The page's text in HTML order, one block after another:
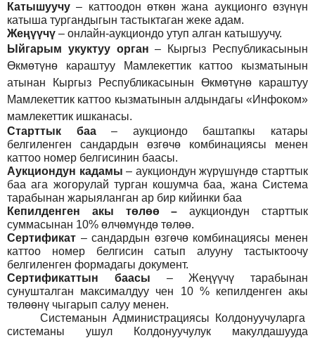
Катышуучу – каттоодон өткөн жана аукционго өзүнүн
катыша тургандыгын тастыктаган жеке адам.
Жеңүүчү – онлайн-аукциондо утуп алган катышуучу.
Ыйгарым укуктуу орган –
Кыргыз Республикасынын
Өкмөтүнө караштуу Мамлекеттик каттоо кызматынын
атынан Кыргыз Республикасынын Өкмөтүнө караштуу
Мамлекеттик каттоо кызматынын алдындагы «Инфоком»
мамлекеттик ишканасы.
Старттык баа– аукциондо баштапкы катары
белгиленген сандардын өзгөчө комбинациясы менен
каттоо номер белгисинин баасы.
Аукциондун кадамы – аукциондун жүрүшүндө старттык
баа ага жогорулай турган кошумча баа, жана Система
тарабынан жарыяланган ар бир кийинки баа
Кепилденген акы төлөө
–аукциондун старттык
суммасынан 10% өлчөмүндө төлөө.
Сертификат – сандардын өзгөчө комбинациясы менен
каттоо номер белгисин сатып алууну тастыктоочу
белгиленген формадагы документ.
Сертификаттын баасы – Жеңүүчү тарабынан
сунушталган максималдуу чен 10 % кепилденген акы
төлөөнү чыгарып салуу менен.
СистеманынАдминистрациясы Колдонуучуларга
системаны ушул Колдонуучулук макулдашууда